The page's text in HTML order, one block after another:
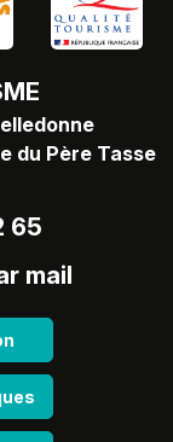
du Père Tasse
65
mail